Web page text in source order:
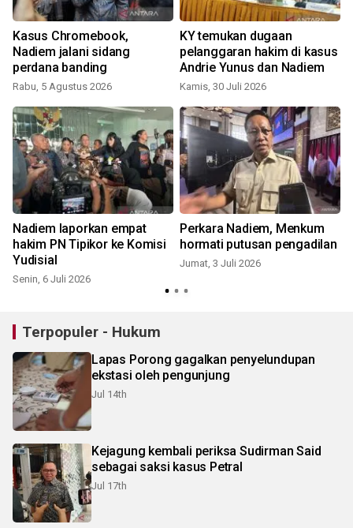
Kasus Chromebook,
Nadiem jalani sidang
perdana banding
Rabu, 5 Agustus 2026
KY temukan dugaan
pelanggaran hakim di kasus
Andrie Yunus dan Nadiem
Kamis, 30 Juli 2026
Nadiem laporkan empat
hakim PN Tipikor ke Komisi
Yudisial
Senin, 6 Juli 2026
Perkara Nadiem, Menkum
hormati putusan pengadilan
Jumat, 3 Juli 2026
Terpopuler - Hukum
Lapas Porong gagalkan penyelundupan
ekstasi oleh pengunjung
Jul 14th
Kejagung kembali periksa Sudirman Said
sebagai saksi kasus Petral
Jul 17th